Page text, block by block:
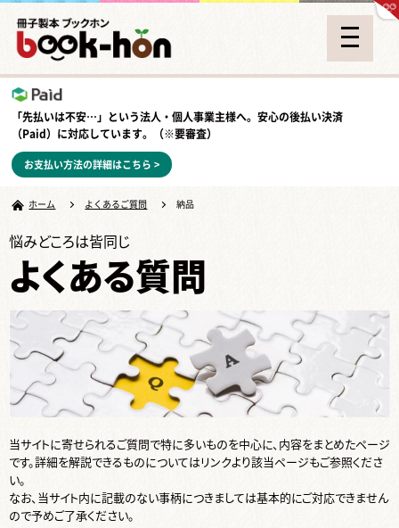
「先払いは不安…」という法人・個人事業主様へ。安心の後払い決済
（Paid） に対応しています。（※要審査）
お支払い方法の詳細はこちら >
ホーム よくあるご質問 納品
悩みどころは皆同じ
よくある質問
当サイトに寄せられるご質問で特に多いものを中心に、内容をまとめたページ
です。詳細を解説できるものについてはリンクより該当ページもご参照くださ
い。
なお、当サイト内に記載のない事柄につきましては基本的にご対応できません
ので予めご了承ください。